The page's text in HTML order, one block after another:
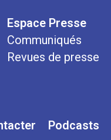
Espace Presse
Communiqués
Revues de presse
Podcasts